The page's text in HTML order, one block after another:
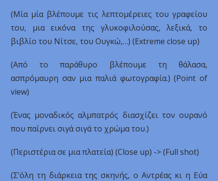
(Μία μία βλέπουμε τις λεπτομέρειες του γραφείου
του, μια εικόνα της γλυκοφιλούσας, λεξικά, το
βιβλίο του Νίτσε, του Ουγκώ,…) (Extreme close up)
(Από το παράθυρο βλέπουμε τη θάλασα,
ασπρόμαυρη σαν μια παλιά φωτογραφία.) (Point of
view)
(Ένας μοναδικός αλμπατρός διασχίζει τον ουρανό
που παίρνει σιγά σιγά το χρώμα του.)
(Περιστέρια σε μια πλατεία) (Close up) -> (Full shot)
(Σ’όλη τη διάρκεια της σκηνής, ο Αντρέας κι η Εύα